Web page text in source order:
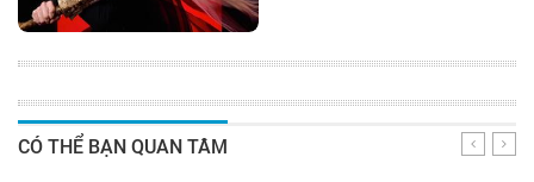
CÓ THỂ BẠN QUAN TÂM